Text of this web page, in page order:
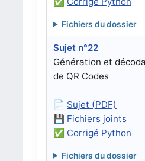
Fichiers du dossier
Sujet n°22
Génération et
de QR Codes
📄 Sujet (PDF)
💾 Fichiers joints
✅ Corrigé Python
Fichiers du dossier